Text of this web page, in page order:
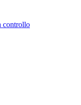
controllo